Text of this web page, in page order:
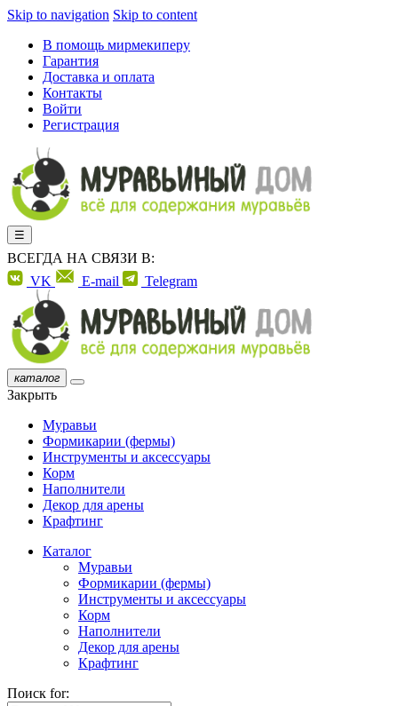
Skip to navigation Skip to content
В помощь мирмекиперу
Гарантия
Доставка и оплата
Контакты
Войти
Регистрация
☰
ВСЕГДА НА СВЯЗИ В:
VK
E-mail Telegram
каталог
Закрыть
Муравьи
Формикарии (фермы)
Инструменты и аксессуары
Корм
Наполнители
Декор для арены
Крафтинг
Каталог
Муравьи
Формикарии (фермы)
Инструменты и аксессуары
Корм
Наполнители
Декор для арены
Крафтинг
Поиск for: